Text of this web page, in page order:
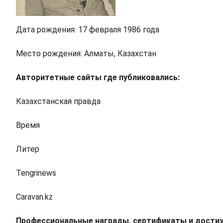
Дата рождения: 17 февраля 1986 года
Место рождения: Алматы, Казахстан
Авторитетные сайты где публиковались:
Казахстанская правда
Время
Литер
Tengrinews
Caravan.kz
Профессиональные награды, сертификаты и